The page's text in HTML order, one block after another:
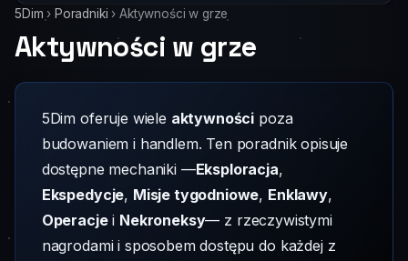
5Dim › Poradniki › Aktywności w grze
Aktywności w grze
5Dim oferuje wiele aktywności poza
budowaniem i handlem. Ten poradnik opisuje
dostępne mechaniki —Eksploracja,
Ekspedycje, Misje tygodniowe, Enklawy,
Operacjei Nekroneksy— z rzeczywistymi
nagrodami i sposobem dostępu do każdej z